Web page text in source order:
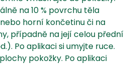
na 10 % povrchu těla
horní končetinu či na
případně na její celou přední
Po aplikaci si umyjte ruce.
pokožky. Po aplikaci